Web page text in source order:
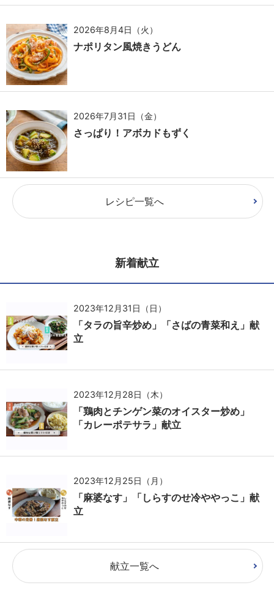
2026年8月4日（火）
ナポリタン風焼きうどん
2026年7月31日（金）
さっぱり！アボカドもずく
レシピ一覧へ
新着献立
2023年12月31日（日）
「タラの旨辛炒め」「さばの青菜和え」献
立
2023年12月28日（木）
「鶏肉とチンゲン菜のオイスター炒め」
「カレーポテサラ」献立
2023年12月25日（月）
「麻婆なす」「しらすのせ冷ややっこ」献
立
献立一覧へ